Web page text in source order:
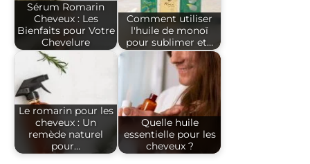
Sérum Romarin
Cheveux : Les
Bienfaits pour Votre
Chevelure
Comment utiliser
l'huile de monoï
pour sublimer et…
Le romarin pour les
cheveux : Un
remède naturel
pour…
Quelle huile
essentielle pour les
cheveux ?